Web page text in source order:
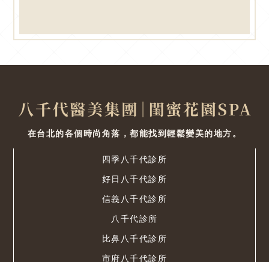
在台北的各個時尚角落，都能找到輕鬆變美的地方。
四季八千代診所
好日八千代診所
信義八千代診所
八千代診所
比鼻八千代診所
市府八千代診所